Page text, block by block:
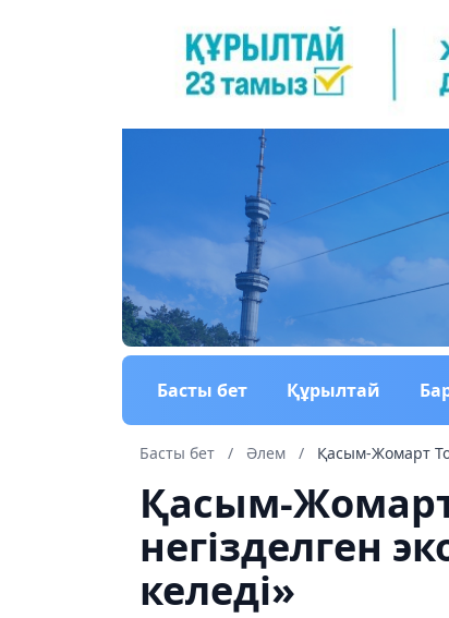
Басты бет Құрылтай
Басты бет / Әлем / Қасым-Жомарт
Қасым-Жомарт
негізделген
келеді»